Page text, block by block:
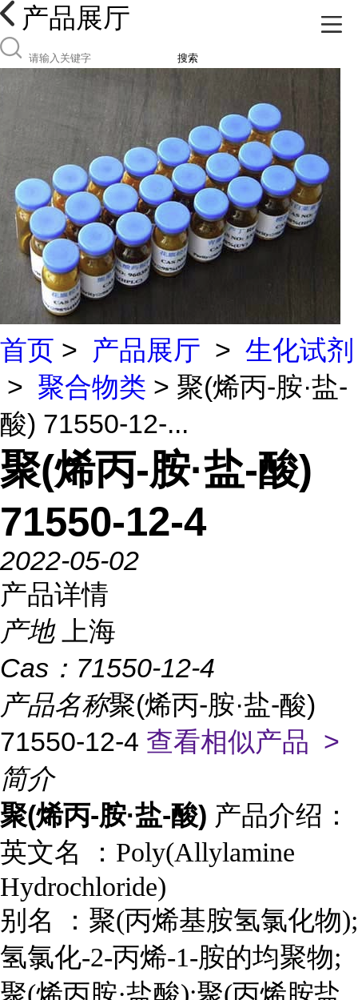
产品展厅
搜索
首页 > 产品展厅 > 生化试剂
> 聚合物类 > 聚(烯丙-胺·盐-
酸) 71550-12-...
聚(烯丙-胺·盐-酸)
71550-12-4
2022-05-02
产品详情
产地
上海
Cas： 71550-12-4
产品名称聚(烯丙-胺·盐-酸)
71550-12-4 查看相似产品 >
简介
聚(烯丙-胺·盐-酸) 产品介绍：
英文名 ： Poly(Allylamine
Hydrochloride)
别名 ： 聚(丙烯基胺氢氯化物);
氢氯化-2-丙烯-1-胺的均聚物;
聚(烯丙胺·盐酸);聚(丙烯胺盐